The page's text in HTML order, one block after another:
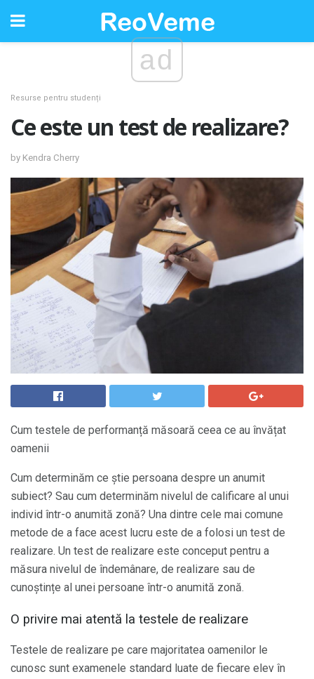
ad
Resurse pentru studenți
Ce este un test de realizare?
by Kendra Cherry
Cum testele de performanță măsoară ceea ce au învățat
oamenii
Cum determinăm ce știe persoana despre un anumit
subiect? Sau cum determinăm nivelul de calificare al unui
individ într-o anumită zonă? Una dintre cele mai comune
metode de a face acest lucru este de a folosi un test de
realizare. Un test de realizare este conceput pentru a
măsura nivelul de îndemânare, de realizare sau de
cunoștințe al unei persoane într-o anumită zonă.
O privire mai atentă la testele de realizare
Testele de realizare pe care majoritatea oamenilor le
cunosc sunt examenele standard luate de fiecare elev în